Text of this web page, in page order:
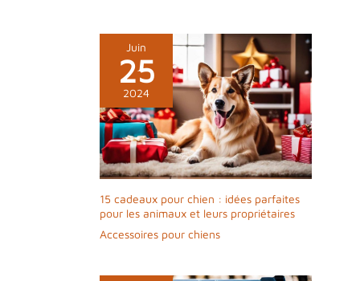
Juin
25
2024
15 cadeaux pour chien : idées parfaites
pour les animaux et leurs propriétaires
Accessoires pour chiens